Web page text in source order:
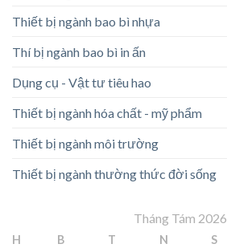
Thiết bị ngành bao bì nhựa
Thí bị ngành bao bì in ấn
Dụng cụ - Vật tư tiêu hao
Thiết bị ngành hóa chất - mỹ phẩm
Thiết bị ngành môi trường
Thiết bị ngành thường thức đời sống
Tháng Tám 2026
H B T N S